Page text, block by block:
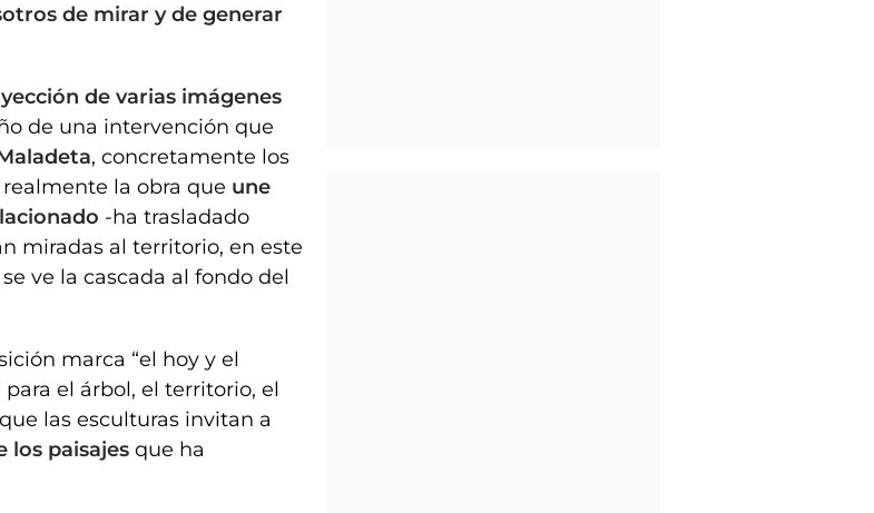
de mirar y de generar
de varias imágenes
de una intervención que
, concretamente los
la obra que une
-ha trasladado
miradas al territorio, en este
ve la cascada al fondo del
marca “el hoy y el
para el árbol, el territorio, el
las esculturas invitan a
los paisajes que ha